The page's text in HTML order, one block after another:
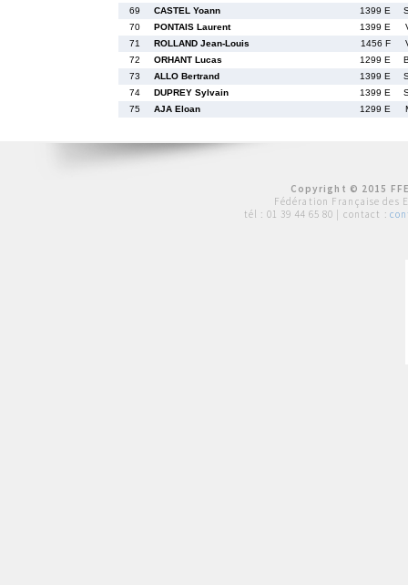
69
CASTEL Yoann 1399 E
70
PONTAIS Laurent 1399 E
71
ROLLAND Jean-Louis 1456 F
72
ORHANT Lucas 1299 E
73
ALLO Bertrand 1399 E
74
DUPREY Sylvain 1399 E
75
AJA Eloan 1299 E
Copyright © 2015
Fédération Française des
tél : 01 39 44 65 80 | contact :